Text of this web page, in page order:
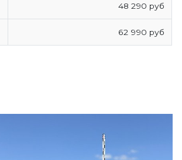
48 290 руб
62 990 руб